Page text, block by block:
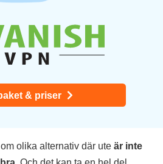
& priser
olika alternativ där ute är inte